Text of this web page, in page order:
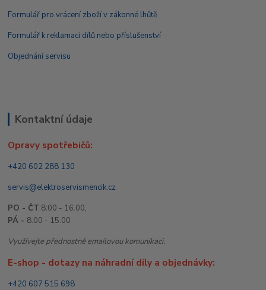
Formulář pro vrácení zboží v zákonné lhůtě
Formulář k reklamaci dílů nebo příslušenství
Objednání servisu
Kontaktní údaje
Opravy spotřebičů:
+420 602 288 130
servis@elektroservismencik.cz
PO - ČT 8:00 - 16.00,
PÁ - 8.00 - 15.00
Využívejte přednostně emailovou komunikaci.
E-shop - dotazy na náhradní díly a objednávky:
+420 607 515 698